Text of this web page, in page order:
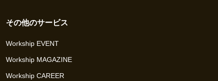
その他のサービス
Workship EVENT
Workship MAGAZINE
Workship CAREER